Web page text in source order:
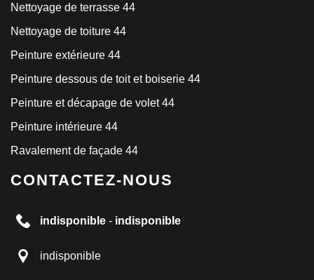
Nettoyage de terrasse 44
Nettoyage de toiture 44
Peinture extérieure 44
Peinture dessous de toit et boiserie 44
Peinture et décapage de volet 44
Peinture intérieure 44
Ravalement de façade 44
CONTACTEZ-NOUS
indisponible - indisponible
indisponible